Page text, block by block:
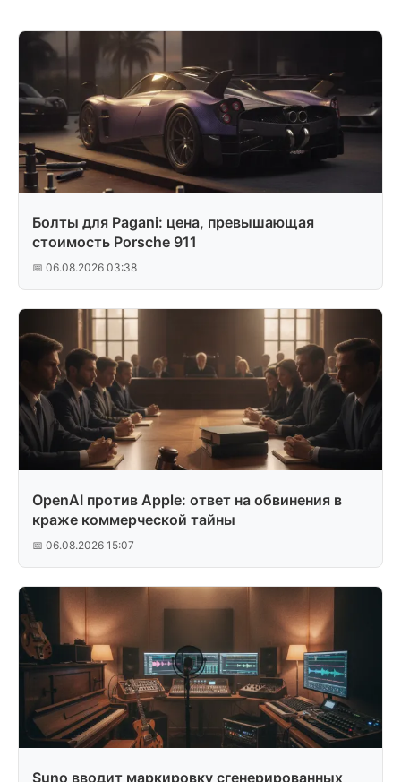
Болты для Pagani: цена, превышающая
стоимость Porsche 911
📅 06.08.2026 03:38
OpenAI против Apple: ответ на обвинения в
краже коммерческой тайны
📅 06.08.2026 15:07
Suno вводит маркировку сгенерированных